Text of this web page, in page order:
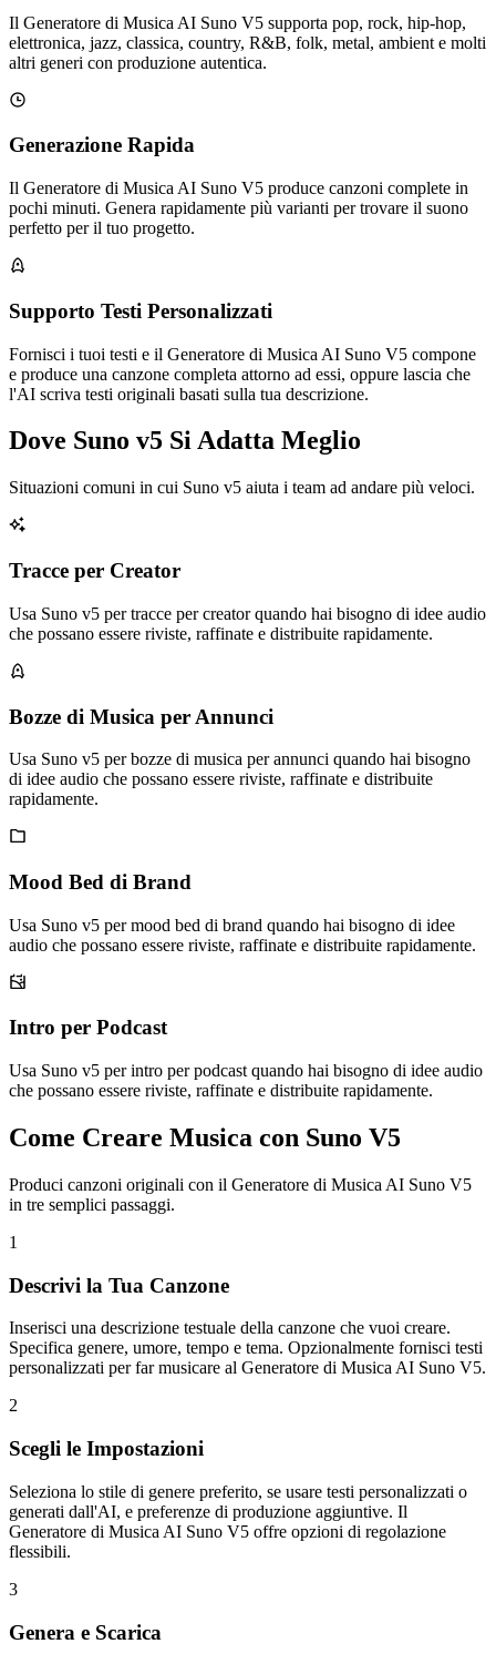
Il Generatore di Musica AI Suno V5 supporta pop, rock, hip-hop,
elettronica, jazz, classica, country, R&B, folk, metal, ambient e molti
altri generi con produzione autentica.
Generazione Rapida
Il Generatore di Musica AI Suno V5 produce canzoni complete in
pochi minuti. Genera rapidamente più varianti per trovare il suono
perfetto per il tuo progetto.
Supporto Testi Personalizzati
Fornisci i tuoi testi e il Generatore di Musica AI Suno V5 compone
e produce una canzone completa attorno ad essi, oppure lascia che
l'AI scriva testi originali basati sulla tua descrizione.
Dove Suno v5 Si Adatta Meglio
Situazioni comuni in cui Suno v5 aiuta i team ad andare più veloci.
Tracce per Creator
Usa Suno v5 per tracce per creator quando hai bisogno di idee audio
che possano essere riviste, raffinate e distribuite rapidamente.
Bozze di Musica per Annunci
Usa Suno v5 per bozze di musica per annunci quando hai bisogno
di idee audio che possano essere riviste, raffinate e distribuite
rapidamente.
Mood Bed di Brand
Usa Suno v5 per mood bed di brand quando hai bisogno di idee
audio che possano essere riviste, raffinate e distribuite rapidamente.
Intro per Podcast
Usa Suno v5 per intro per podcast quando hai bisogno di idee audio
che possano essere riviste, raffinate e distribuite rapidamente.
Come Creare Musica con Suno V5
Produci canzoni originali con il Generatore di Musica AI Suno V5
in tre semplici passaggi.
1
Descrivi la Tua Canzone
Inserisci una descrizione testuale della canzone che vuoi creare.
Specifica genere, umore, tempo e tema. Opzionalmente fornisci testi
personalizzati per far musicare al Generatore di Musica AI Suno V5.
2
Scegli le Impostazioni
Seleziona lo stile di genere preferito, se usare testi personalizzati o
generati dall'AI, e preferenze di produzione aggiuntive. Il
Generatore di Musica AI Suno V5 offre opzioni di regolazione
flessibili.
3
Genera e Scarica